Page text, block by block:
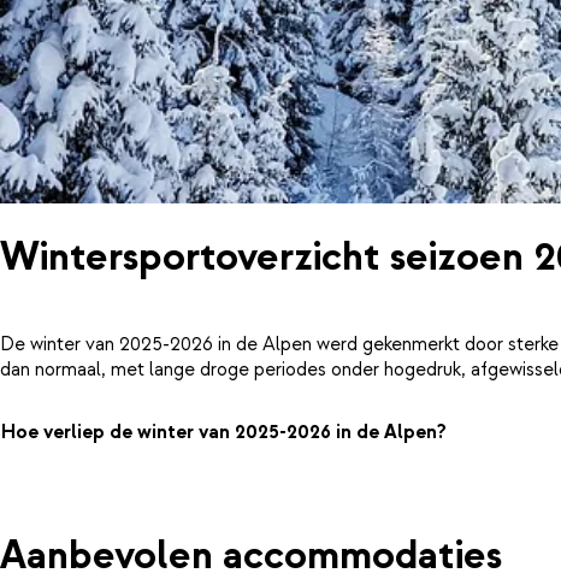
Wintersportoverzicht seizoen
De winter van 2025-2026 in de Alpen werd gekenmerkt door
dan normaal, met lange droge periodes onder hogedruk,
Hoe verliep de winter van 2025-2026 in de Alpen?
Aanbevolen accommodaties